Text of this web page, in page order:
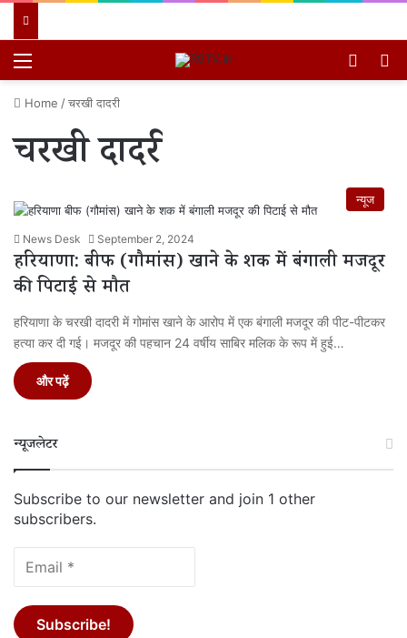
Home /चरखी दादरी
चरखी दादरी
न्यूज
News Desk September 2, 2024
हरियाणा: बीफ (गौमांस) खाने के शक में बंगाली मजदूर
की पिटाई से मौत
हरियाणा के चरखी दादरी में गोमांस खाने के आरोप में एक बंगाली मजदूर की पीट-पीटकर
हत्या कर दी गई। मजदूर की पहचान 24 वर्षीय साबिर मलिक के रूप में हुई…
और पढ़ें
न्यूजलेटर
Subscribe to our newsletter and join 1 other
subscribers.